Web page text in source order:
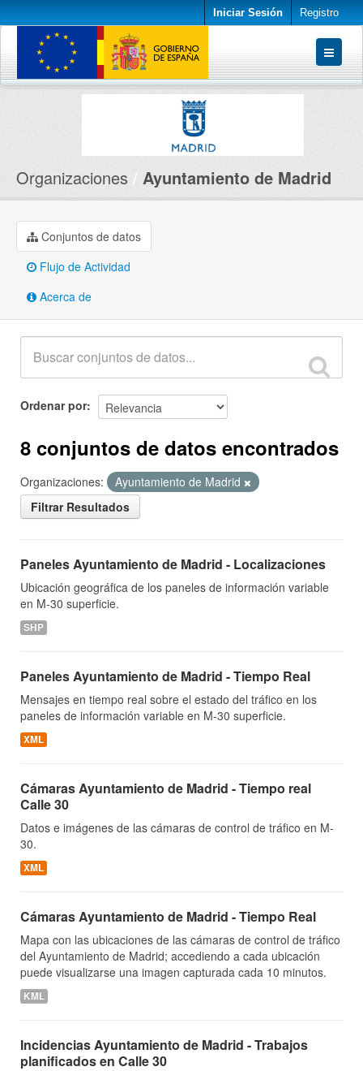
Iniciar Sesión Registro
Conjuntos de datos
Organizaciones Ayuntamiento de Madrid
Conjuntos de datos
Flujo de Actividad
Acerca de
Ordenar por
8 conjuntos de datos encontrados
Organizaciones:
Ayuntamiento de Madrid
Filtrar Resultados
Paneles Ayuntamiento de Madrid - Localizaciones
Ubicación geográfica de los paneles de información variable
en M-30 superficie.
SHP
Paneles Ayuntamiento de Madrid - Tiempo Real
Mensajes en tiempo real sobre el estado del tráfico en los
paneles de información variable en M-30 superficie.
XML
Cámaras Ayuntamiento de Madrid - Tiempo real
Calle 30
Datos e imágenes de las cámaras de control de tráfico en M-
30.
XML
Cámaras Ayuntamiento de Madrid - Tiempo Real
Mapa con las ubicaciones de las cámaras de control de tráfico
del Ayuntamiento de Madrid; accediendo a cada ubicación
puede visualizarse una imagen capturada cada 10 minutos.
KML
Incidencias Ayuntamiento de Madrid - Trabajos
planificados en Calle 30